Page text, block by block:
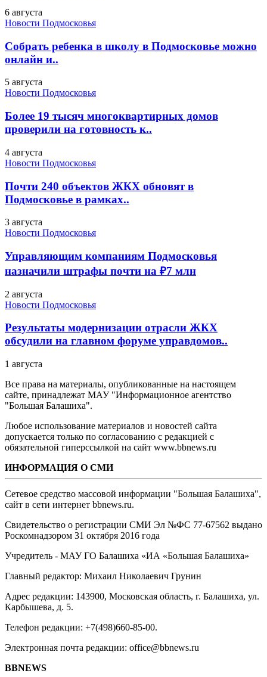
6 августа
Новости Подмосковья
Собрать ребенка в школу в Подмосковье можно
онлайн и..
5 августа
Новости Подмосковья
Более 19 тысяч многоквартирных домов
проверили на готовность к..
4 августа
Новости Подмосковья
Почти 240 объектов ЖКХ обновят в
Подмосковье в рамках..
3 августа
Новости Подмосковья
Управляющим компаниям Подмосковья
назначили штрафы почти на ₽7 млн
2 августа
Новости Подмосковья
Результаты модернизации отрасли ЖКХ
обсудили на главном форуме управдомов..
1 августа
Все права на материалы, опубликованные на настоящем
сайте, принадлежат МАУ "Информационное агентство
"Большая Балашиха".
Любое использование материалов и новостей сайта
допускается только по согласованию с редакцией с
обязательной гиперссылкой на сайт www.bbnews.ru
ИНФОРМАЦИЯ О СМИ
Сетевое средство массовой информации "Большая Балашиха",
сайт в сети интернет bbnews.ru.
Свидетельство о регистрации СМИ Эл №ФС ‎77-67562 выдано
Роскомнадзором 31 октября 2016 года
Учредитель - МАУ ГО Балашиха «ИА «Большая Балашиха»
Главный редактор: Михаил Николаевич Грунин
Адрес редакции: 143900, Московская область, г. Балашиха, ул.
Карбышева, д. 5.
Телефон редакции: +7(498)660-85-00.
Электронная почта редакции: office@bbnews.ru
BBNEWS